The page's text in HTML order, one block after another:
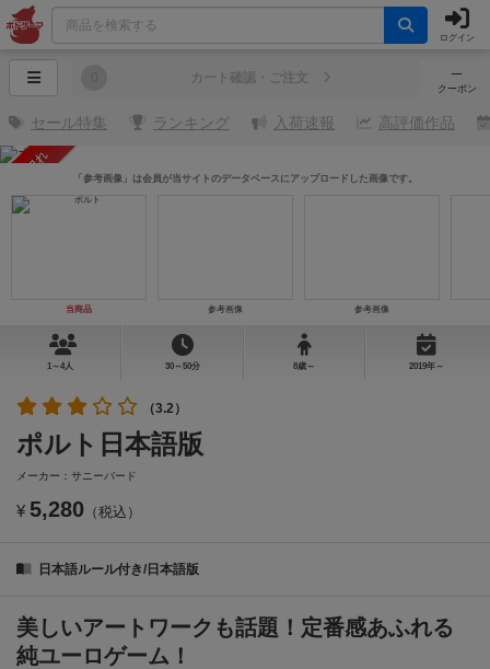
ログイン
─
クーポン
カート確認・ご注文
セール特集 ランキング 入荷速報 高評価作品
売り切れ
当商品 参考画像 参考画像
「参考画像」は会員が当サイトのデータベースにアップロードした画像です。
1～4人 30～50分 8歳～ 2019年～
（3.2）
ポルト日本語版
メーカー：サニーバード
¥ 5,280 （税込）
日本語ルール付き/日本語版
美しいアートワークも話題！定番感あふれる
純ユーロゲーム！